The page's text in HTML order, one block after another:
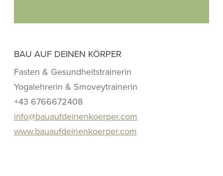
BAU AUF DEINEN KÖRPER
Fasten & Gesundheitstrainerin
Yogalehrerin & Smoveytrainerin
+43 6766672408
info@bauaufdeinenkoerper.com
www.bauaufdeinenkoerper.com